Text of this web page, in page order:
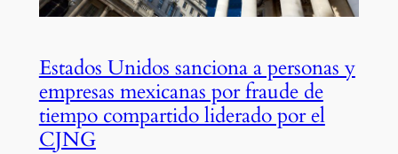
Estados Unidos sanciona a personas y
empresas mexicanas por fraude de
tiempo compartido liderado por el
CJNG